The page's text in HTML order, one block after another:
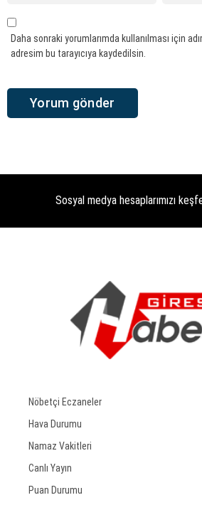
Daha sonraki yorumlarımda kullanılması için
adresim bu tarayıcıya kaydedilsin.
Sosyal medya hesaplarımızı
Nöbetçi Eczaneler
Hava Durumu
Namaz Vakitleri
Canlı Yayın
Puan Durumu